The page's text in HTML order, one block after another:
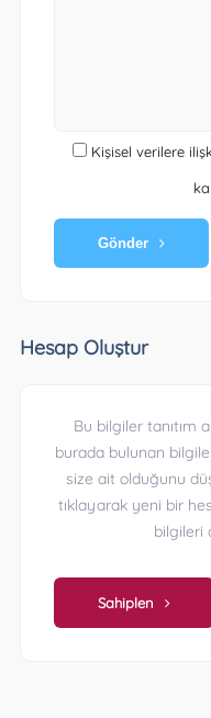
Kişisel verilere
Gönder
Hesap Oluştur
Bu bilgiler tanıtım
burada bulunan
size ait olduğunu
tıklayarak yeni bir
bilgileri
Sahiplen